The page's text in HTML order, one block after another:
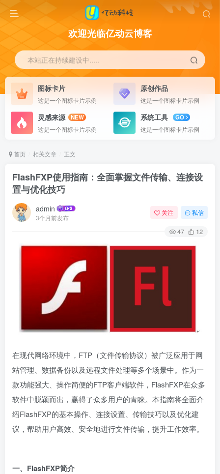
欢迎光临亿动云博客
本站正在持续建设中.....
图标卡片
这是一个图标卡片示例
原创作品
这是一个图标卡片示例
灵感来源
NEW
这是一个图标卡片示例
系统工具
GO
这是一个图标卡片示例
首页 相关文章 正文
FlashFXP使用指南：全面掌握文件传输、连接设
置与优化技巧
admin
3个月前发布
关注 私信
47 12
在现代网络环境中，FTP（文件传输协议）被广泛应用于网
站管理、数据备份以及远程文件处理等多个场景中。作为一
款功能强大、操作简便的FTP客户端软件，FlashFXP在众多
软件中脱颖而出，赢得了众多用户的青睐。本指南将全面介
绍FlashFXP的基本操作、连接设置、传输技巧以及优化建
议，帮助用户高效、安全地进行文件传输，提升工作效率。
一、FlashFXP简介